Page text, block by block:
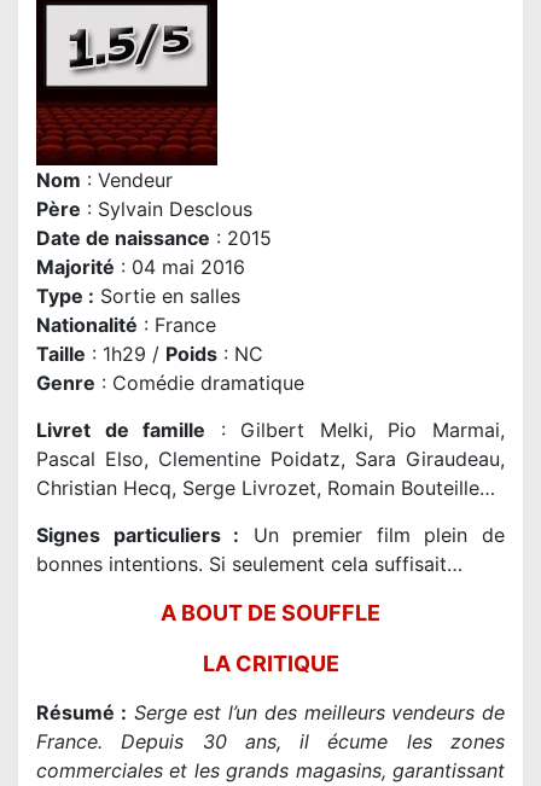
Nom : Vendeur
Père : Sylvain Desclous
Date de naissance : 2015
Majorité : 04 mai 2016
Type : Sortie en salles
Nationalité : France
Taille : 1h29 / Poids : NC
Genre : Comédie dramatique
Livret de famille : Gilbert Melki, Pio Marmai,
Pascal Elso, Clementine Poidatz, Sara Giraudeau,
Christian Hecq, Serge Livrozet, Romain Bouteille…
Signes particuliers : Un premier film plein de
bonnes intentions. Si seulement cela suffisait…
A BOUT DE SOUFFLE
LA CRITIQUE
Résumé : Serge est l’un des meilleurs vendeurs de
France. Depuis 30 ans, il écume les zones
commerciales et les grands magasins, garantissant